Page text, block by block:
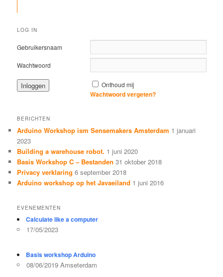
LOG IN
Gebruikersnaam
Wachtwoord
Onthoud mij
Wachtwoord vergeten?
BERICHTEN
Arduino Workshop ism Sensemakers Amsterdam 1 januari
2023
Building a warehouse robot. 1 juni 2020
Basis Workshop C – Bestanden 31 oktober 2018
Privacy verklaring 6 september 2018
Arduino workshop op het Javaeiland 1 juni 2016
EVENEMENTEN
Calculate like a computer
17/05/2023
Basis workshop Arduino
08/06/2019 Amseterdam